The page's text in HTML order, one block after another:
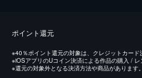
ポイント還元
※40％ポイント還元の対象は、クレジットカード
※iOSアプリのUコイン決済による作品の購入 / レ
※還元の対象外となる決済方法や商品があります